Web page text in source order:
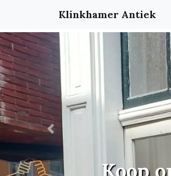
Klinkhamer Antiek
Koop
Previous